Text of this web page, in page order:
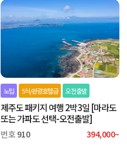
노팁 5식/관광호텔급 오전출발
제주도 패키지 여행 2박3일 [마라도
또는 가파도 선택-오전출발]
번호 910 394,000~